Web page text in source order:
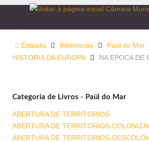
Entrada Bibliotecas
Paúl do Mar
HISTORIA DA EUROPA
NA EPOCA DE
Categoria de Livros - Paúl do Mar
ABERTURA DE TERRITORIOS
ABERTURA DE TERRITORIOS-
ABERTURA DE TERRITORIOS-